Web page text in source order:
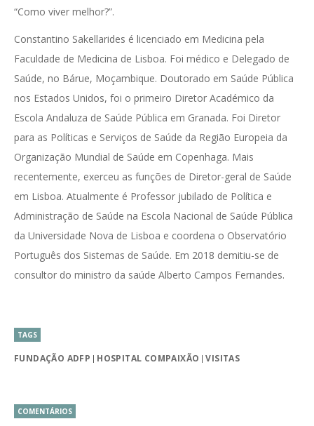
“Como viver melhor?”.
Constantino Sakellarides é licenciado em Medicina pela
Faculdade de Medicina de Lisboa. Foi médico e Delegado de
Saúde, no Bárue, Moçambique. Doutorado em Saúde Pública
nos Estados Unidos, foi o primeiro Diretor Académico da
Escola Andaluza de Saúde Pública em Granada. Foi Diretor
para as Políticas e Serviços de Saúde da Região Europeia da
Organização Mundial de Saúde em Copenhaga. Mais
recentemente, exerceu as funções de Diretor-geral de Saúde
em Lisboa. Atualmente é Professor jubilado de Política e
Administração de Saúde na Escola Nacional de Saúde Pública
da Universidade Nova de Lisboa e coordena o Observatório
Português dos Sistemas de Saúde. Em 2018 demitiu-se de
consultor do ministro da saúde Alberto Campos Fernandes.
TAGS
FUNDAÇÃO ADFP HOSPITAL COMPAIXÃO VISITAS
COMENTÁRIOS